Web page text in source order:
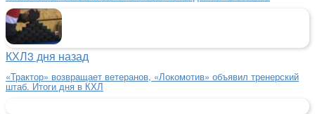
КХЛ3 дня назад
«Трактор» возвращает ветеранов, «Локомотив» объявил тренерский
штаб. Итоги дня в КХЛ